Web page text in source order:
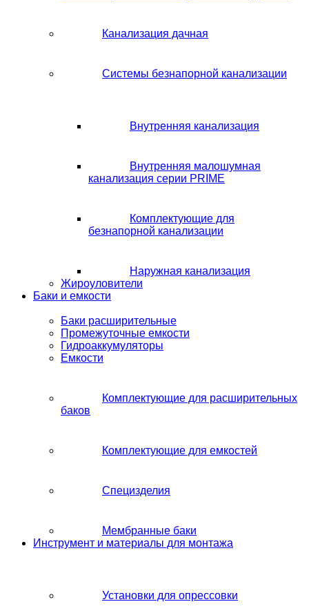
Канализация дачная
Системы безнапорной канализации
Внутренняя канализация
Внутренняя малошумная
канализация серии PRIME
Комплектующие для
безнапорной канализации
Наружная канализация
Жироуловители
Баки и емкости
Баки расширительные
Промежуточные емкости
Гидроаккумуляторы
Емкости
Комплектующие для расширительных
баков
Комплектующие для емкостей
Специзделия
Мембранные баки
Инструмент и материалы для монтажа
Установки для опрессовки